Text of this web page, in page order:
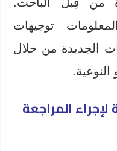
توجيهات
الجديدة من خلال
النوعية.
المراجعة